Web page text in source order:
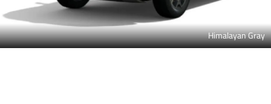
Himalayan Gray